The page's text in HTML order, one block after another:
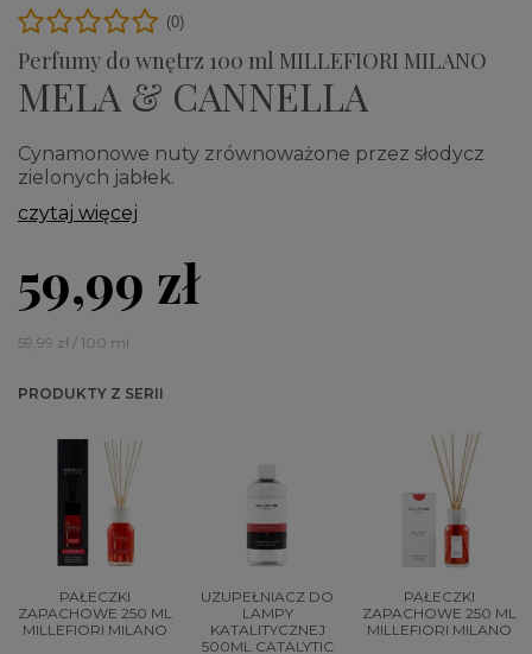
Perfumy do wnętrz 100 ml MILLEFIORI MILANO
MELA & CANNELLA
(0)
Cynamonowe nuty zrównoważone przez słodycz
zielonych jabłek.
czytaj więcej
59,99 zł
59,99 zł / 100 ml
PRODUKTY Z SERII
PAŁECZKI
ZAPACHOWE 250 ML
MILLEFIORI MILANO
UZUPEŁNIACZ DO
LAMPY
KATALITYCZNEJ
500ML CATALYTIC
PAŁECZKI
ZAPACHOWE 250 ML
MILLEFIORI MILANO